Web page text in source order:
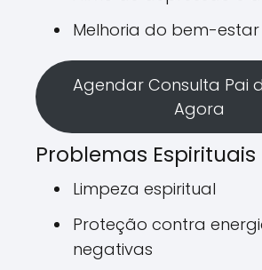
Melhoria do bem-
Agendar Consulta Pai
Agora
Problemas Espirituais
Limpeza espiritual
Proteção contra
negativas